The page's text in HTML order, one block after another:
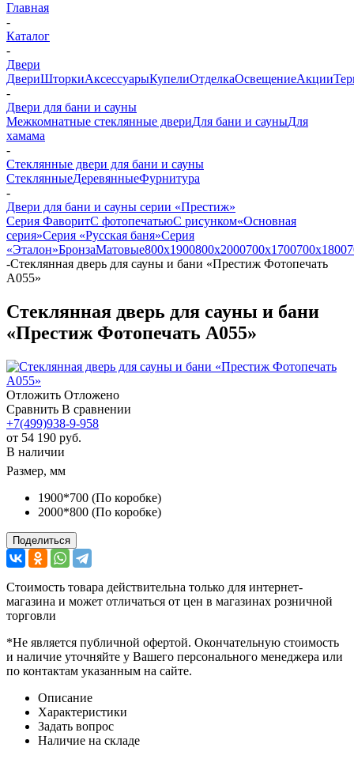
Главная
-
Каталог
-
Двери
ДвериШторкиАксессуарыКупелиОтделкаОсвещениеАкции
-
Двери для бани и сауны
Межкомнатные стеклянные двериДля бани и сауныДля
хамама
-
Стеклянные двери для бани и сауны
СтеклянныеДеревянныеФурнитура
-
Двери для бани и сауны серии «Престиж»
Серия ФаворитС фотопечатьюС рисунком«Основная
серия»Серия «Русская баня»Серия
«Эталон»БронзаМатовые800х1900800х2000700х1700700х1800
-Стеклянная дверь для сауны и бани «Престиж Фотопечать
А055»
Стеклянная дверь для сауны и бани
«Престиж Фотопечать А055»
Отложить Отложено
Сравнить В сравнении
+7(499)938-9-958
от 54 190 руб.
В наличии
Размер, мм
1900*700 (По коробке)
2000*800 (По коробке)
Поделиться
Стоимость товара действительна только для интернет-
магазина и может отличаться от цен в магазинах розничной
торговли
*Не является публичной офертой. Окончательную стоимость
и наличие уточняйте у Вашего персонального менеджера или
по контактам указанным на сайте.
Описание
Характеристики
Задать вопрос
Наличие на складе